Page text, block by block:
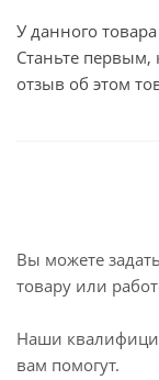
У данного
Станьте первым,
отзыв об этом
Вы можете
товару или
Наши
вам помогут.